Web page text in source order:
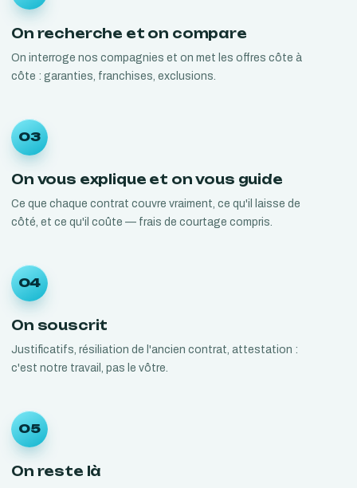
On recherche et on compare
On interroge nos compagnies et on met les offres côte à
côte : garanties, franchises, exclusions.
03
On vous explique et on vous guide
Ce que chaque contrat couvre vraiment, ce qu'il laisse de
côté, et ce qu'il coûte — frais de courtage compris.
04
On souscrit
Justificatifs, résiliation de l'ancien contrat, attestation :
c'est notre travail, pas le vôtre.
05
On reste là